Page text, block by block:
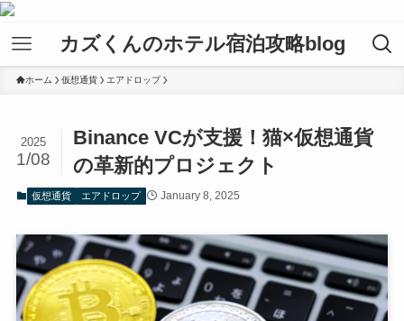
カズくんのホテル宿泊攻略blog
ホーム 仮想通貨 エアドロップ
Binance VCが支援！猫×仮想通貨
の革新的プロジェクト
2025
1/08
仮想通貨 エアドロップ January 8, 2025